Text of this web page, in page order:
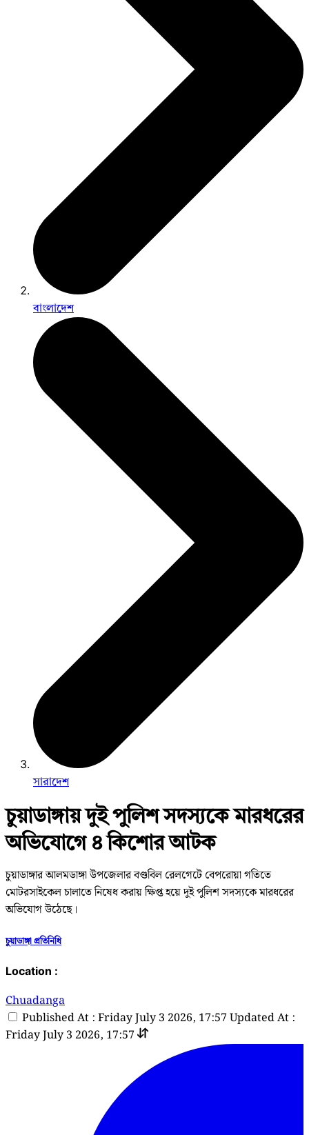
বাংলাদেশ
সারাদেশ
চুয়াডাঙ্গায় দুই পুলিশ সদস্যকে মারধরের
অভিযোগে ৪ কিশোর আটক
চুয়াডাঙ্গার আলমডাঙ্গা উপজেলার বণ্ডবিল রেলগেটে বেপরোয়া গতিতে
মোটরসাইকেল চালাতে নিষেধ করায় ক্ষিপ্ত হয়ে দুই পুলিশ সদস্যকে মারধরের
অভিযোগ উঠেছে।
চুয়াডাঙ্গা প্রতিনিধি
Location :
Chuadanga
Published At : Friday July 3 2026, 17:57 Updated At :
Friday July 3 2026, 17:57